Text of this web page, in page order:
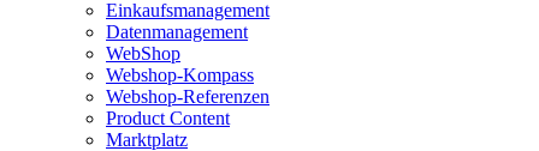
Einkaufsmanagement
Datenmanagement
WebShop
Webshop-Kompass
Webshop-Referenzen
Product Content
Marktplatz